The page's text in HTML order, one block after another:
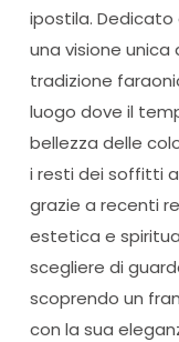
ipostila. Dedicato
una visione
tradizione
luogo dove il
bellezza delle
i resti dei soffitti
grazie a recenti
estetica e
scegliere di
scoprendo un
con la sua